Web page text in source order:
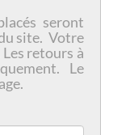
seront
site. Votre
retours à
Le